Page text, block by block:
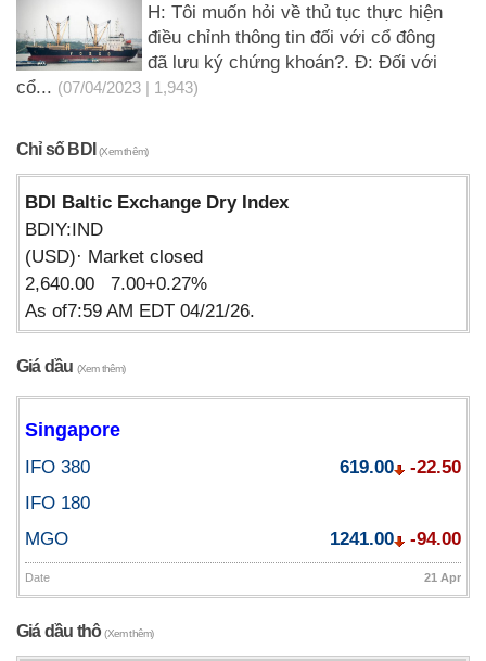
H: Tôi muốn hỏi về thủ tục thực hiện
điều chỉnh thông tin đối với cổ đông
đã lưu ký chứng khoán?. Đ: Đối với
cổ... (07/04/2023 | 1,943)
Chỉ số BDI(Xem thêm)
BDI Baltic Exchange Dry Index
BDIY:IND
(USD)· Market closed
2,640.00 7.00+0.27%
As of7:59 AM EDT 04/21/26.
Giá dầu (Xem thêm)
Singapore
IFO 380 619.00
-22.50
IFO 180
MGO
1241.00 -94.00
Date 21 Apr
Giá dầu thô(Xem thêm)